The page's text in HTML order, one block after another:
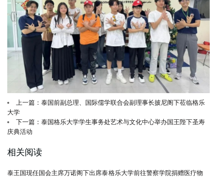
上一篇：泰国前副总理、国际儒学联合会副理事长披尼阁下莅临格乐
大学
下一篇：泰国格乐大学学生事务处艺术与文化中心举办国王陛下圣寿
庆典活动
相关阅读
泰王国现任国会主席万诺阁下出席泰格乐大学前往警察学院捐赠医疗物